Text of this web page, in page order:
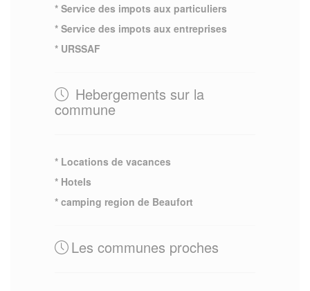
* Service des impots aux particuliers
* Service des impots aux entreprises
* URSSAF
Hebergements sur la
commune
* Locations de vacances
* Hotels
* camping region de Beaufort
Les communes proches